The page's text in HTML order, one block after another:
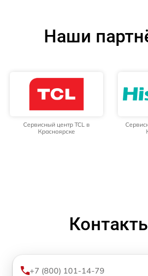
Наши
Сервисный центр TCL в
Красноярске
+7 (800) 101-14-79